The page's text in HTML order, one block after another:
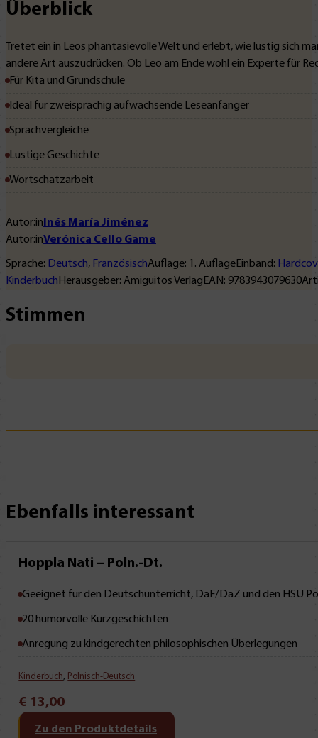
Überblick
Tretet ein in Leos phantasievolle Welt und erlebt, wie lustig sich
andere Art auszudrücken. Ob Leo am Ende wohl ein Experte für
Für Kita und Grundschule
Ideal für zweisprachig aufwachsende Leseanfänger
Sprachvergleiche
Lustige Geschichte
Wortschatzarbeit
Autor:in Inés María Jiménez
Autor:inVerónica Cello Game
Sprache: Deutsch, FranzösischAuflage: 1 . AuflageEinband:
Kinderbuch Herausgeber: Amiguitos Verlag EAN: 9783943079630
Stimmen
Ebenfalls interessant
Mit Leseprobe!
Hoppla Nati – Poln.-Dt.
Geeignet für den Deutschunterricht, DaF/DaZ und den HSU
20 humorvolle Kurzgeschichten
Anregung zu kindgerechten philosophischen Überlegungen
Kinderbuch, Polnisch-Deutsch
€ 13,00
Zu den Produktdetails